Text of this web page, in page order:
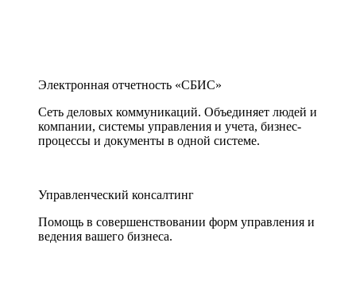
Электронная отчетность «СБИС»
Сеть деловых коммуникаций. Объединяет людей и
компании, системы управления и учета, бизнес-
процессы и документы в одной системе.
Управленческий консалтинг
Помощь в совершенствовании форм управления и
ведения вашего бизнеса.